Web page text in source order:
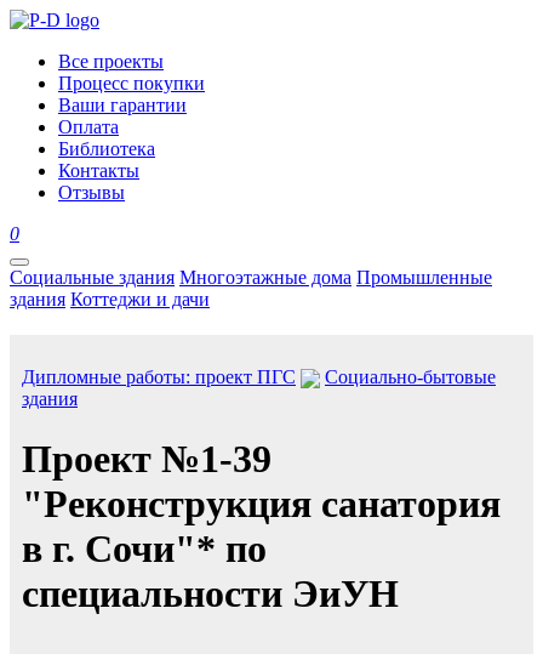
Все проекты
Процесс покупки
Ваши гарантии
Оплата
Библиотека
Контакты
Отзывы
0
Социальные здания Многоэтажные дома Промышленные
здания Коттеджи и дачи
Дипломные работы: проект ПГС
Социально-бытовые
здания
Проект №1-39
"Реконструкция санатория
в г. Сочи"* по
специальности ЭиУН